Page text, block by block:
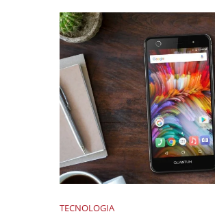
TECNOLOGIA